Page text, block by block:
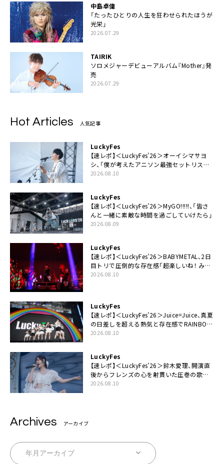
中島卓偉
「たったひとりの人生を狂わせられたほうが
光栄」
2026.07.29
TAIRIK
ソロメジャーデビューアルバム『Mother』発
売
2026.07.29
Hot Articles 人気記事
LuckyFes
【速レポ】＜LuckyFes’26＞オーイシマサヨ
シ、「僕が考えたアニソン最強セットリスト
で臨みます！」
2026.08.10
LuckyFes
【速レポ】＜LuckyFes’26＞MyGO!!!!!、「皆さ
んと一緒に素敵な時間を過ごしていけたら」
2026.08.09
LuckyFes
【速レポ】＜LuckyFes’26＞BABYMETAL、2日
目トリで圧倒的な存在感「超楽しいね！ みん
なありがとう！」
2026.08.10
LuckyFes
【速レポ】＜LuckyFes’26＞Juice=Juice、真夏
の日差しを超える熱気と存在感でRAINBOW
STAGE席巻
2026.08.10
LuckyFes
【速レポ】＜LuckyFes’26＞鈴木愛理、開演直
後からフレンズの心を射貫いた圧巻の歌
声。“最強の相方”の登場も「みなさんしっか
2026.08.10
Archives アーカイブ